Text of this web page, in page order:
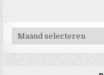
Archieven